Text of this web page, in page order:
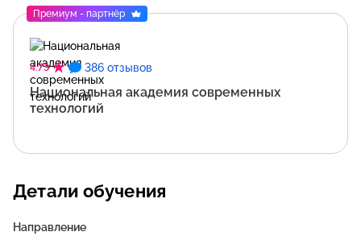
4.73 386 отзывов
Национальная академия современных
технологий
Премиум - партнёр
Детали обучения
Направление